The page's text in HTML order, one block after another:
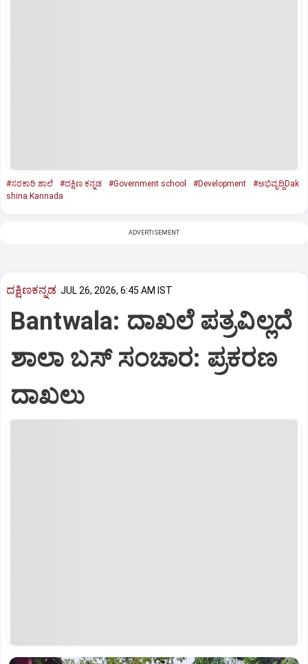
#ಸರಕಾರಿ ಶಾಲೆ #ದಕ್ಷಿಣ ಕನ್ನಡ #Government school #Development
#ಅಭಿವೃದ್ದಿDak
shina Kannada
ADVERTISEMENT
ದಕ್ಷಿಣಕನ್ನಡ JUL 26, 2026, 6:45 AM IST
Bantwala: ದಾಖಲೆ ಪತ್ರವಿಲ್ಲದೆ
ಶಾಲಾ ಬಸ್ ಸಂಚಾರ: ಪ್ರಕರಣ
ದಾಖಲು